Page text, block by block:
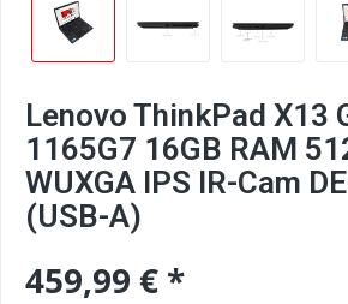
Lenovo ThinkPad X13
1165G7 16GB RAM
WUXGA IPS IR-Cam
(USB-A)
459,99 € *